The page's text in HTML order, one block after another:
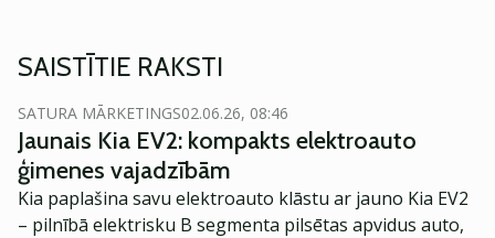
SAISTĪTIE RAKSTI
SATURA MĀRKETINGS02.06.26, 08:46
Jaunais Kia EV2: kompakts elektroauto
ģimenes vajadzībām
Kia paplašina savu elektroauto klāstu ar jauno Kia EV2
– pilnībā elektrisku B segmenta pilsētas apvidus auto,